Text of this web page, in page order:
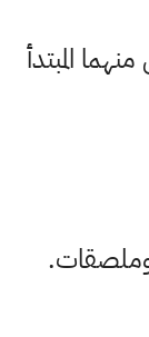
المبتدأ
وملصقات.